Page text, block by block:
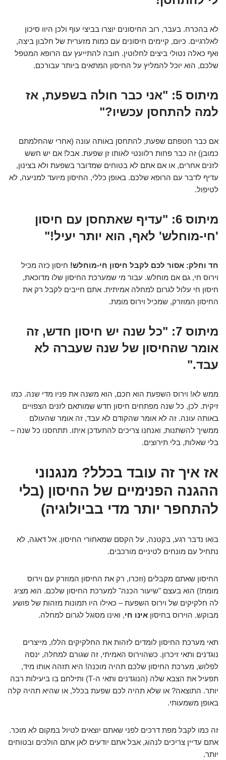
לא בהכרח. בעבר, רוב החיסונים יוצרו בביצי עוף ולכן היוו סיכון
לאלרגיים. כיום, קיימים חיסונים עם כמות מזערית של חלבון ביצה,
ואף כאלה נטולי ביצים לחלוטין. חובה להתייעץ עם הרופא המטפל
שלכם, הוא יוכל להמליץ על החיסון המתאים ביותר עבורכם.
מיתוס 5: "אני כבר חולה בשפעת, אז
למה להתחסן עכשיו?"
אם כבר חטפתם שפעת, להתחסן באותה עונה (אחרי שהחלמתם
כמובן) זה כבר פחות רלוונטי לאותו זן שפעת. אבל! אם יש חשש
לזנים אחרים, או אם אתם לא בטוחים שמדובר בשפעת ולא בצינון,
עדיף לדבר עם הרופא שלכם. באופן כללי, החיסון מיועד למניעה, לא
לטיפול.
מיתוס 6: "עדיף שאתחסן עם חיסון
'חי-מוחלש' לאף, הוא יותר יעיל!"
חד וחלק: אסור לכם לקבל חיסון חי-מוחלש! חיסון כזה מכיל
וירוס חי, גם אם מוחלש. עבור מי שמערכת החיסון שלו מדוכאת,
חיסון חי עלול לגרום למחלה אמיתית. אתם חייבים לקבל רק את
החיסון המוזרק, שמכיל וירוס מומת.
מיתוס 7: "כל שנה יש חיסון חדש, זה
אומר שהחיסון של שנה שעברה לא
עבד."
ממש לא! וירוס השפעת הוא חכם, הוא משנה את פניו מדי שנה. כמו
זיקית. לכן, כל שנה מפתחים חיסון חדש שמותאם לזנים הצפויים
באותה עונה. זה לא אומר שהקודם לא עבד, זה אומר שהעולם
ממשיך להשתנות, ואנחנו צריכים להתעדכן איתו. תתחסנו כל שנה –
בלי שאלות, בלי תירוצים.
אז איך זה עובד בכלל? מנגנוני
ההגנה הפנימיים של החיסון (בלי
להתחפר יותר מדי בביולוגיה)
בואו נדבר רגע, בקטנה, על הקסם שמאחורי החיסון. אל דאגה, לא
נתחיל עם מונחים לטיניים מורכבים.
החיסון שאתם מקבלים (וזכרו, רק את החיסון המוזרק עם וירוס
מומת!) הוא בעצם "שיעור הכנה" למערכת החיסון שלכם. הוא מציג
לה חלקיקים של וירוס השפעת – כאילו היו תמונות מזהות של פושע
מבוקש. הוירוס בחיסון אינו חי, ואינו מסוגל לגרום למחלה.
תאי מערכת החיסון לומדים לזהות את החלקיקים הללו, מייצרים
נוגדנים ותאי זיכרון. כשהוירוס האמיתי, זה שגורם למחלה, ינסה
לפלוש, מערכת החיסון שלכם תהיה מוכנה! היא תזהה אותו מיד,
תפעיל את הצבא שלה (הנוגדנים ותאי ה-T) ותילחם בו ביעילות רבה
יותר. התוצאה? או שלא תהיה לכם שפעת בכלל, או שהיא תהיה קלה
באופן משמעותי.
זה כמו לקבל מפת דרכים לפני שאתם יוצאים לטיול במקום לא מוכר.
אתם עדיין צריכים לנהוג, אבל אתם יודעים לאן אתם הולכים ובטוחים
יותר.